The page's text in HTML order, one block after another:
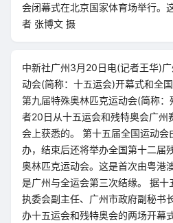
会闭幕式在北京国家体育场举行。
者 张博文 摄
中新社广州3月20日电(记者王华)
动会(简称：十五运会)开幕式和全
第九届特殊奥林匹克运动会(简称
者20日从十五运会和残特奥会广州
会上获悉的。 第十五届全国运动会
办，结束后还将举办全国第十二届
奥林匹克运动会。这是首次由粤港
是广州与全运会第三次结缘。 据十
执委会副主任、广州市政府副秘书
办十五运会和残特奥会的两场开幕